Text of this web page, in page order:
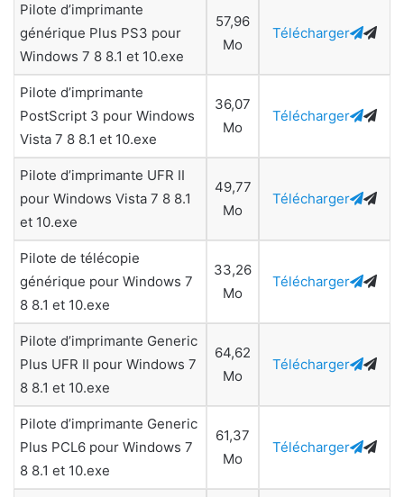
Pilote d’imprimante
générique Plus PS3 pour
Windows 7 8 8.1 et 10.exe
57,96
Mo
Télécharger
Pilote d’imprimante
PostScript 3 pour Windows
Vista 7 8 8.1 et 10.exe
36,07
Mo
Télécharger
Pilote d’imprimante UFR II
pour Windows Vista 7 8 8.1
et 10.exe
49,77
Mo
Télécharger
Pilote de télécopie
générique pour Windows 7
8 8.1 et 10.exe
33,26
Mo
Télécharger
Pilote d’imprimante Generic
Plus UFR II pour Windows 7
8 8.1 et 10.exe
64,62
Mo
Télécharger
Pilote d’imprimante Generic
Plus PCL6 pour Windows 7
8 8.1 et 10.exe
61,37
Mo
Télécharger